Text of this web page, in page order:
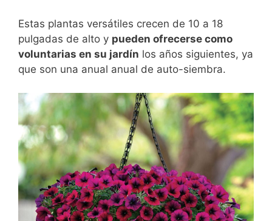
Estas plantas versátiles crecen de 10 a 18
pulgadas de alto y pueden ofrecerse como
voluntarias en su jardín los años siguientes, ya
que son una anual anual de auto-siembra.